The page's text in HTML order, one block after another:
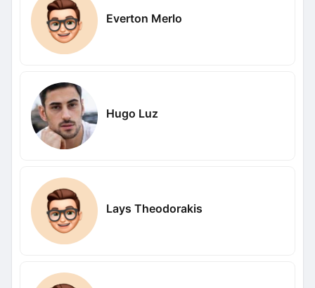
Everton Merlo
Hugo Luz
Lays Theodorakis